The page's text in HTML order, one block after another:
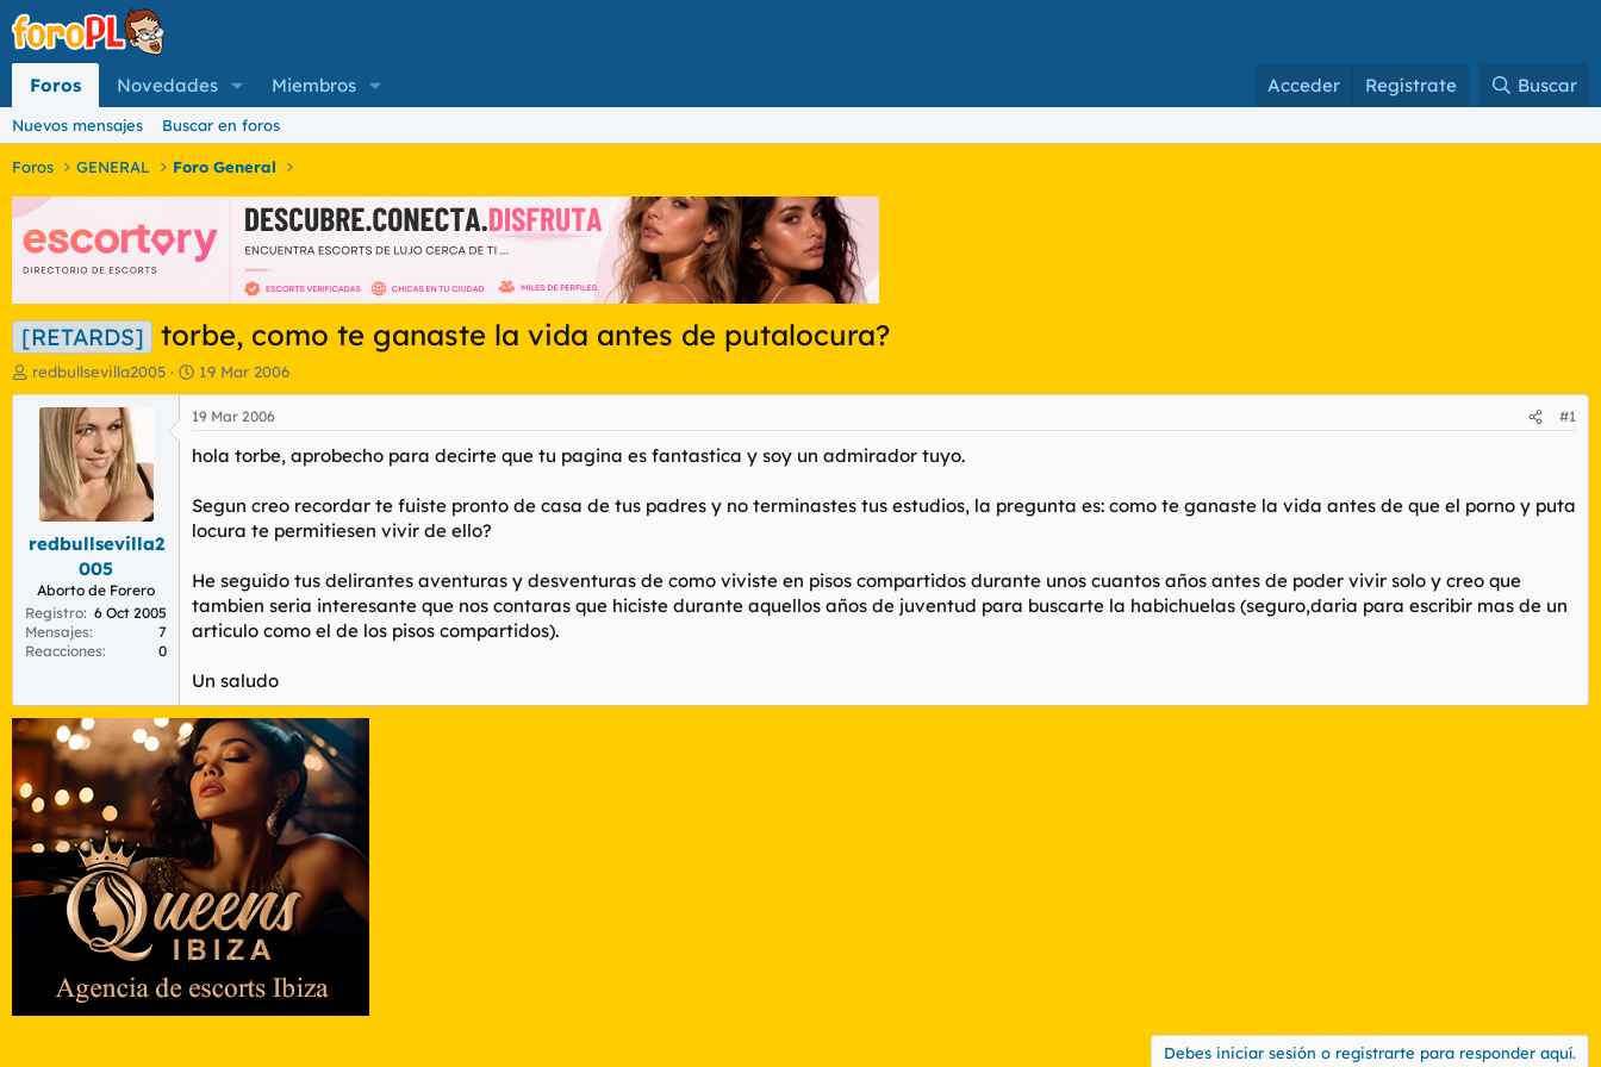
Foros Novedades Miembros Acceder Regístrate Buscar
Nuevos mensajes Buscar en foros
Foros GENERAL Foro General
[RETARDS] torbe, como te ganaste la vida antes de putalocura?
I
n
d
o
r
e
l
t
e
redbullsevilla2005
F
e
c
h
a
e
n
c
i
o
19 Mar 2006
redbullsevilla2
005
Aborto de Forero
Registro 6 Oct 2005
Mensajes
7
Reacciones
0
19 Mar 2006 #1
hola torbe, aprobecho para decirte que tu pagina es fantastica y soy un admirador tuyo.
Segun creo recordar te fuiste pronto de casa de tus padres y no terminastes tus estudios, la pregunta es: como te ganaste la vida antes de que el porno y puta
locura te permitiesen vivir de ello?
He seguido tus delirantes aventuras y desventuras de como viviste en pisos compartidos durante unos cuantos años antes de poder vivir solo y creo que
tambien seria interesante que nos contaras que hiciste durante aquellos años de juventud para buscarte la habichuelas (seguro,daria para escribir mas de un
articulo como el de los pisos compartidos).
Un saludo
Debes iniciar sesión o registrarte para responder aquí.